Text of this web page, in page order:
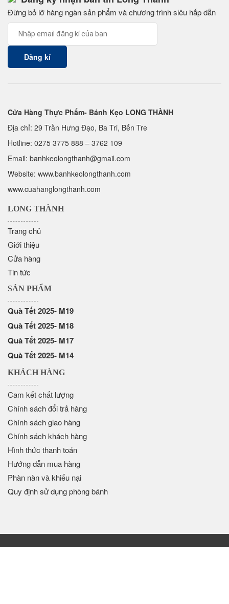
Đừng bỏ lỡ hàng ngàn sản phẩm và chương trình siêu hấp dẫn
Cửa Hàng Thực Phẩm- Bánh Kẹo LONG THÀNH
Địa chỉ: 29 Trần Hưng Đạo, Ba Tri, Bến Tre
Hotline: 0275 3775 888 – 3762 109
Email: banhkeolongthanh@gmail.com
Website: www.banhkeolongthanh.com
www.cuahanglongthanh.com
LONG THÀNH
Trang chủ
Giới thiệu
Cửa hàng
Tin tức
SẢN PHẨM
Quà Tết 2025- M19
Quà Tết 2025- M18
Quà Tết 2025- M17
Quà Tết 2025- M14
KHÁCH HÀNG
Cam kết chất lượng
Chính sách đổi trả hàng
Chính sách giao hàng
Chính sách khách hàng
Hình thức thanh toán
Hướng dẫn mua hàng
Phàn nàn và khiếu nại
Quy định sử dụng phòng bánh